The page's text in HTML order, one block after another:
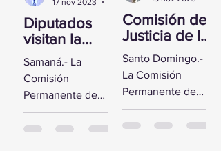
Diputados
visitan la
Fortaleza de
Santa
Bárbara de
Samaná
Samaná.- La
Comisión
Permanente de
Derechos
Humanos de la
Comisión de
Justicia de la
CD se reúne
con Yeni
Berenice
Reynoso
Santo Domingo.-
La Comisión
Permanente de
Justicia de la
Cámara de